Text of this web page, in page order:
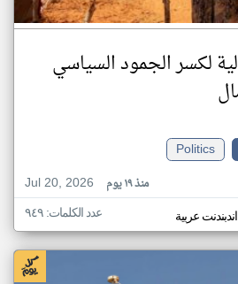
لكسر الجمود السياسي
Politics
Jul 20, 2026
منذ ١٩ يوم
اندبندنت عربية عدد الكلمات: ٩٤٩